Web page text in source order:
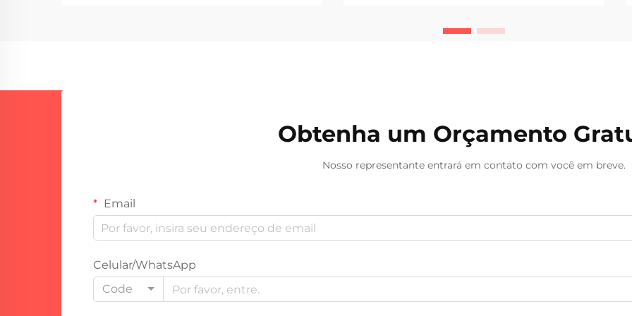
Obtenha um Orçamento
Nosso representante entrará em contato com você em breve.
Email
Celular/WhatsApp
Code